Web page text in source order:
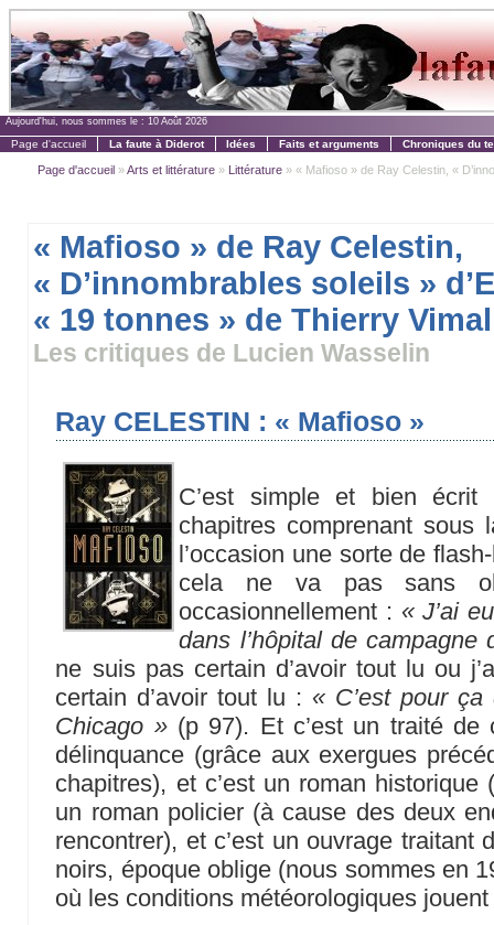
Aujourd'hui, nous sommes le : 10 Août 2026
Page d'accueil La faute à Diderot Idées Faits et arguments Chroniques du
Page d'accueil »Arts et littérature » Littérature » « Mafioso » de Ray Celestin, «
« Mafioso » de Ray Celestin,
« D’innombrables soleils »
« 19 tonnes » de Thierry Vimal
Les critiques de Lucien Wasselin
Ray CELESTIN : « Mafioso »
C’est simple et bien
chapitres comprenant sous
l’occasion une sorte de
cela ne va pas sans
occasionnellement : « J’ai
dans l’hôpital de campagne
ne suis pas certain d’avoir tout lu ou
certain d’avoir tout lu : « C’est pour
Chicago »(p 97). Et c’est un traité de
délinquance (grâce aux exergues
chapitres), et c’est un roman historique
un roman policier (à cause des deux
rencontrer), et c’est un ouvrage traitant
noirs, époque oblige (nous sommes en
où les conditions météorologiques